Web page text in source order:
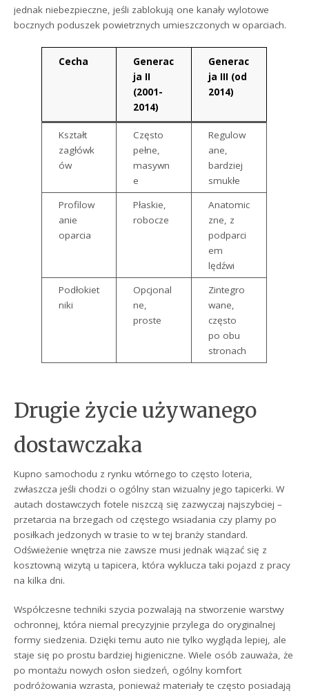
jednak niebezpieczne, jeśli zablokują one kanały wylotowe
bocznych poduszek powietrznych umieszczonych w oparciach.
Cecha
Generac
ja II
(2001-
2014)
Generac
ja III (od
2014)
Kształt
zagłówk
ów
Często
pełne,
masywn
e
Regulow
ane,
bardziej
smukłe
Profilow
anie
oparcia
Płaskie,
robocze
Anatomic
zne, z
podparci
em
lędźwi
Podłokiet
niki
Opcjonal
ne,
proste
Zintegro
wane,
często
po obu
stronach
Drugie życie używanego
dostawczaka
Kupno samochodu z rynku wtórnego to często loteria,
zwłaszcza jeśli chodzi o ogólny stan wizualny jego tapicerki. W
autach dostawczych fotele niszczą się zazwyczaj najszybciej –
przetarcia na brzegach od częstego wsiadania czy plamy po
posiłkach jedzonych w trasie to w tej branży standard.
Odświeżenie wnętrza nie zawsze musi jednak wiązać się z
kosztowną wizytą u tapicera, która wyklucza taki pojazd z pracy
na kilka dni.
Współczesne techniki szycia pozwalają na stworzenie warstwy
ochronnej, która niemal precyzyjnie przylega do oryginalnej
formy siedzenia. Dzięki temu auto nie tylko wygląda lepiej, ale
staje się po prostu bardziej higieniczne. Wiele osób zauważa, że
po montażu nowych osłon siedzeń, ogólny komfort
podróżowania wzrasta, ponieważ materiały te często posiadają